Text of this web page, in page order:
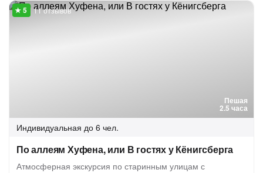
Пешая
2.5 часа
11 отзывов
Индивидуальная до 6 чел.
По аллеям Хуфена, или В гостях у Кёнигсберга
Атмосферная экскурсия по старинным улицам с